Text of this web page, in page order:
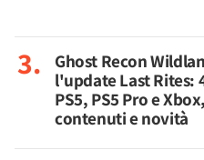
Ghost Recon
l'update Last Rites:
PS5, PS5 Pro e
contenuti e novità